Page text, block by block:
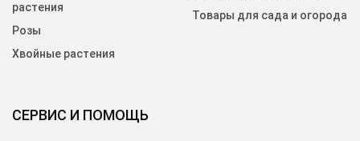
СЕРВИС И ПОМОЩЬ
растения
Розы
Хвойные растения
Товары для сада и огорода